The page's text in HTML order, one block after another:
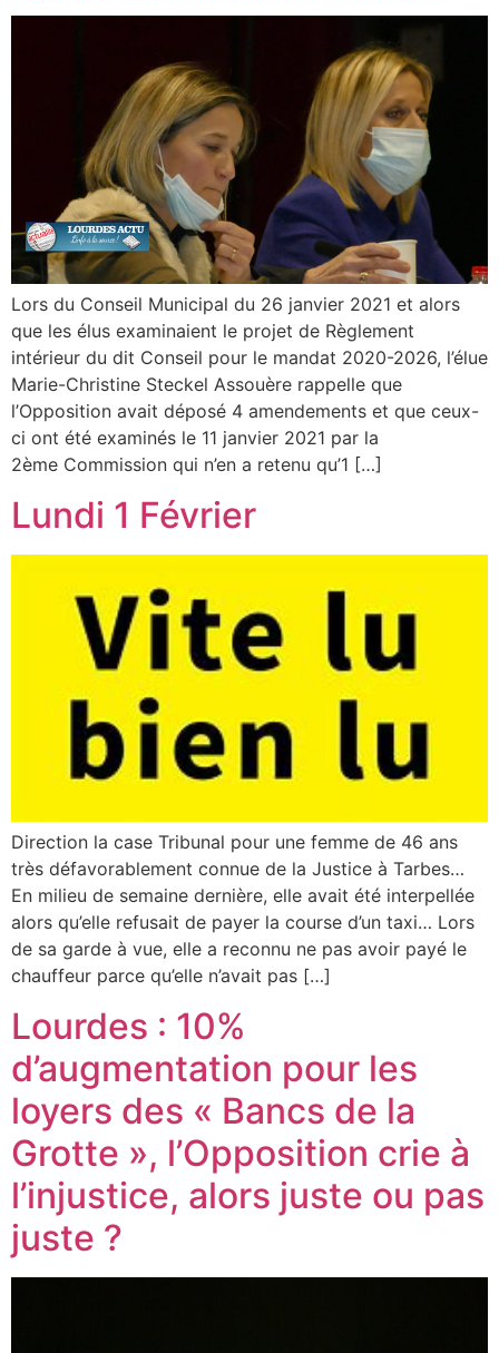
Lors du Conseil Municipal du 26 janvier 2021 et alors
que les élus examinaient le projet de Règlement
intérieur du dit Conseil pour le mandat 2020-2026, l’élue
Marie-Christine Steckel Assouère rappelle que
l’Opposition avait déposé 4 amendements et que ceux-
ci ont été examinés le 11 janvier 2021 par la
2ème Commission qui n’en a retenu qu’1 […]
Lundi 1 Février
Direction la case Tribunal pour une femme de 46 ans
très défavorablement connue de la Justice à Tarbes…
En milieu de semaine dernière, elle avait été interpellée
alors qu’elle refusait de payer la course d’un taxi… Lors
de sa garde à vue, elle a reconnu ne pas avoir payé le
chauffeur parce qu’elle n’avait pas […]
Lourdes : 10%
d’augmentation pour les
loyers des « Bancs de la
Grotte », l’Opposition crie à
l’injustice, alors juste ou pas
juste ?